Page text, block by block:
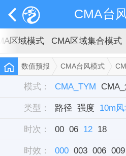
CMA台
区域模式 CMA区域集合模式
数值预报 CMA台风模式
模式： CMA_TYM
类型： 路径 强度 10m风
组合雷达反射率
时次： 00 06 12 18
时效： 000 003 006 009